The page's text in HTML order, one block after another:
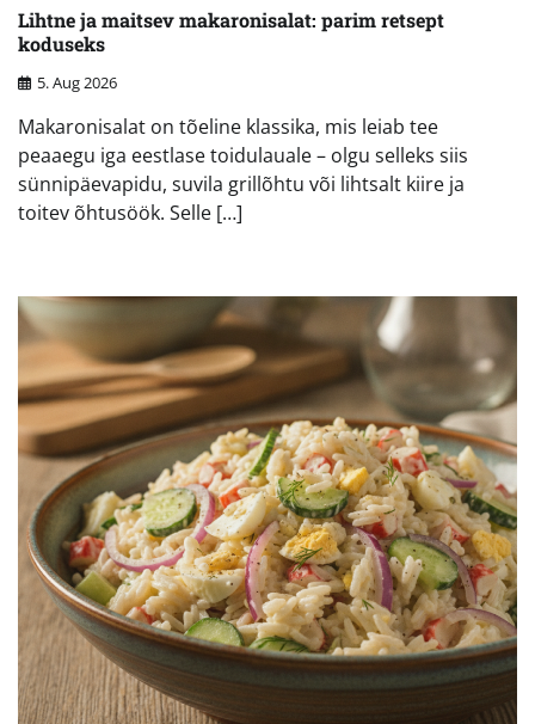
Lihtne ja maitsev makaronisalat: parim retsept
koduseks
5. Aug 2026
Makaronisalat on tõeline klassika, mis leiab tee
peaaegu iga eestlase toidulauale – olgu selleks siis
sünnipäevapidu, suvila grillõhtu või lihtsalt kiire ja
toitev õhtusöök. Selle […]